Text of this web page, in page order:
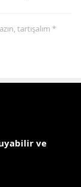
tartışalım *
ve